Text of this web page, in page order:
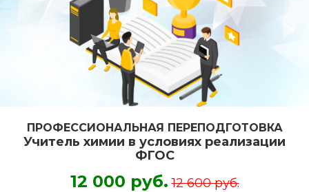
ПРОФЕССИОНАЛЬНАЯ ПЕРЕПОДГОТОВКА
Учитель химии в условиях реализации
ФГОС
12 000 руб. 12 600 руб.